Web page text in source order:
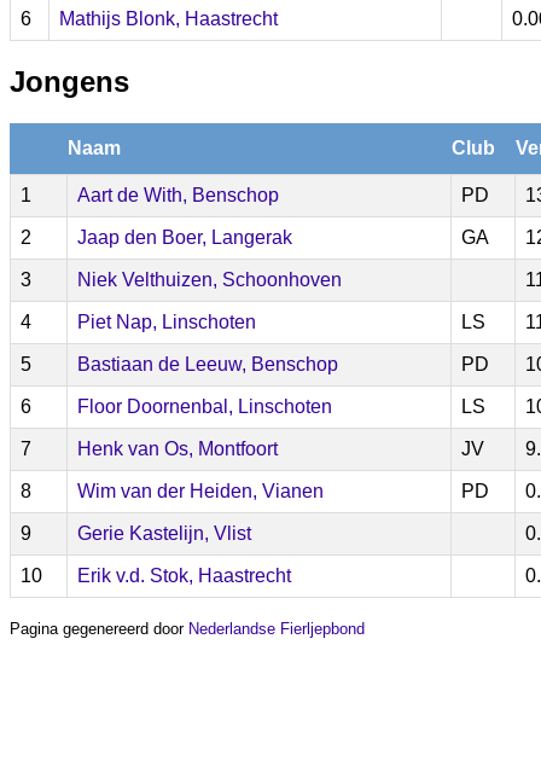
6 Mathijs Blonk, Haastrecht
Jongens
Naam Club
1 Aart de With, Benschop PD
2 Jaap den Boer, Langerak GA
3 Niek Velthuizen, Schoonhoven
4 Piet Nap, Linschoten LS
5 Bastiaan de Leeuw, Benschop PD
6 Floor Doornenbal, Linschoten LS
7 Henk van Os, Montfoort JV
8 Wim van der Heiden, Vianen PD
9 Gerie Kastelijn, Vlist
10 Erik v.d. Stok, Haastrecht
Pagina gegenereerd door Nederlandse Fierljepbond